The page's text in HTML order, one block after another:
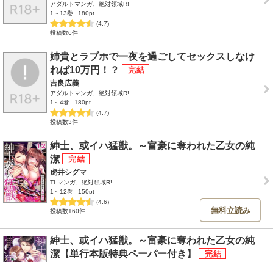
アダルトマンガ、絶対領域R!
1～13巻
180pt
(4.7)
投稿数6件
姉貴とラブホで一夜を過ごしてセックスしなけ
れば10万円！？
吉良広義
アダルトマンガ、絶対領域R!
1～4巻
180pt
(4.7)
投稿数3件
紳士、或イハ猛獣。～富豪に奪われた乙女の純
潔
虎井シグマ
TLマンガ、絶対領域R!
1～12巻
150pt
(4.6)
投稿数160件
無料立読み
紳士、或イハ猛獣。～富豪に奪われた乙女の純
潔【単行本版特典ペーパー付き】